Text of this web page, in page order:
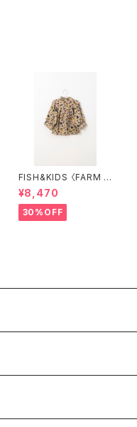
FISH&KIDS 〈FARM B
LOUSE〉
¥8,470
30%OFF